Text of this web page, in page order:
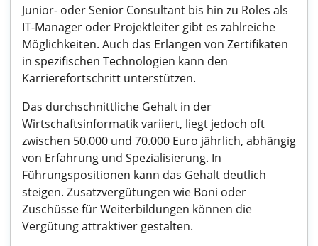
Junior- oder Senior Consultant bis hin zu Roles als
IT-Manager oder Projektleiter gibt es zahlreiche
Möglichkeiten. Auch das Erlangen von Zertifikaten
in spezifischen Technologien kann den
Karrierefortschritt unterstützen.
Das durchschnittliche Gehalt in der
Wirtschaftsinformatik variiert, liegt jedoch oft
zwischen 50.000 und 70.000 Euro jährlich, abhängig
von Erfahrung und Spezialisierung. In
Führungspositionen kann das Gehalt deutlich
steigen. Zusatzvergütungen wie Boni oder
Zuschüsse für Weiterbildungen können die
Vergütung attraktiver gestalten.